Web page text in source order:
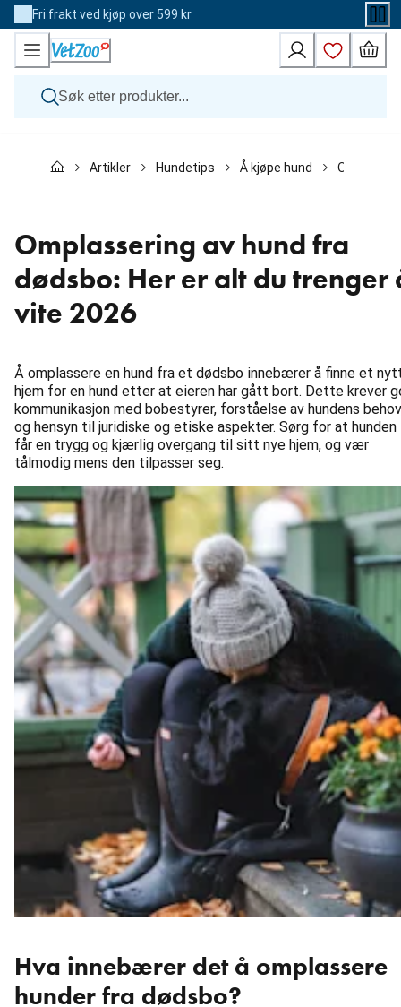
Skip
to
Content
Fri frakt ved kjøp over 599 kr
Katt
Nyheter
Kampanje
Artikler Hundetips Å kjøpe hund
Omplassering av hund fra
dødsbo: Her er alt du trenger
vite 2026
Å omplassere en hund fra et dødsbo innebærer å finne et
hjem for en hund etter at eieren har gått bort. Dette krever
kommunikasjon med bobestyrer, forståelse av hundens
og hensyn til juridiske og etiske aspekter. Sørg for at hunden
får en trygg og kjærlig overgang til sitt nye hjem, og vær
tålmodig mens den tilpasser seg.
Hva innebærer det å omplassere
hunder fra dødsbo?